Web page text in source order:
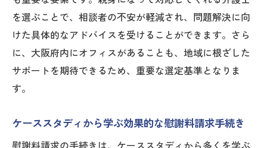
を選ぶことで、相談者の不安が軽減され、問題解決に向
けた具体的なアドバイスを受けることができます。さら
に、大阪府内にオフィスがあることも、地域に根ざした
サポートを期待できるため、重要な選定基準となりま
す。
ケーススタディから学ぶ効果的な慰謝料請求手続き
慰謝料請求の手続きは、ケーススタディから多くを学ぶ